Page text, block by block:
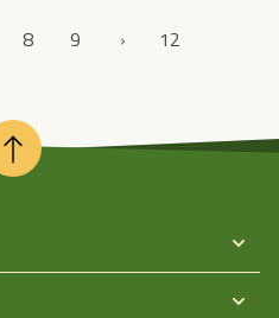
8 9 › 12